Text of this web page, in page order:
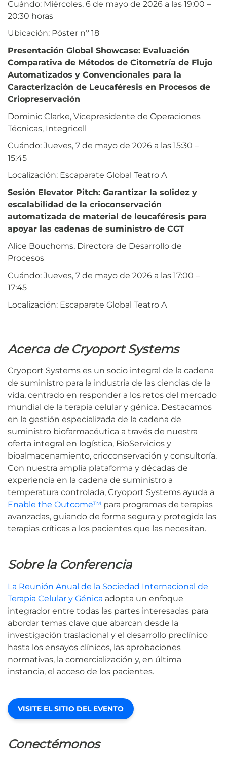
Cuándo: Miércoles, 6 de mayo de 2026 a las 19:00 –
20:30 horas
Ubicación: Póster nº 18
Presentación Global Showcase: Evaluación
Comparativa de Métodos de Citometría de Flujo
Automatizados y Convencionales para la
Caracterización de Leucaféresis en Procesos de
Criopreservación
Dominic Clarke, Vicepresidente de Operaciones
Técnicas, Integricell
Cuándo: Jueves, 7 de mayo de 2026 a las 15:30 –
15:45
Localización: Escaparate Global Teatro A
Sesión Elevator Pitch: Garantizar la solidez y
escalabilidad de la crioconservación
automatizada de material de leucaféresis para
apoyar las cadenas de suministro de CGT
Alice Bouchoms, Directora de Desarrollo de
Procesos
Cuándo: Jueves, 7 de mayo de 2026 a las 17:00 –
17:45
Localización: Escaparate Global Teatro A
Acerca de Cryoport Systems
Cryoport Systems es un socio integral de la cadena
de suministro para la industria de las ciencias de la
vida, centrado en responder a los retos del mercado
mundial de la terapia celular y génica. Destacamos
en la gestión especializada de la cadena de
suministro biofarmacéutica a través de nuestra
oferta integral en logística, BioServicios y
bioalmacenamiento, crioconservación y consultoría.
Con nuestra amplia plataforma y décadas de
experiencia en la cadena de suministro a
temperatura controlada, Cryoport Systems ayuda a
Enable the Outcome™ para programas de terapias
avanzadas, guiando de forma segura y protegida las
terapias críticas a los pacientes que las necesitan.
Sobre la Conferencia
La Reunión Anual de la Sociedad Internacional de
Terapia Celular y Génica adopta un enfoque
integrador entre todas las partes interesadas para
abordar temas clave que abarcan desde la
investigación traslacional y el desarrollo preclínico
hasta los ensayos clínicos, las aprobaciones
normativas, la comercialización y, en última
instancia, el acceso de los pacientes.
VISITE EL SITIO DEL EVENTO
Conectémonos